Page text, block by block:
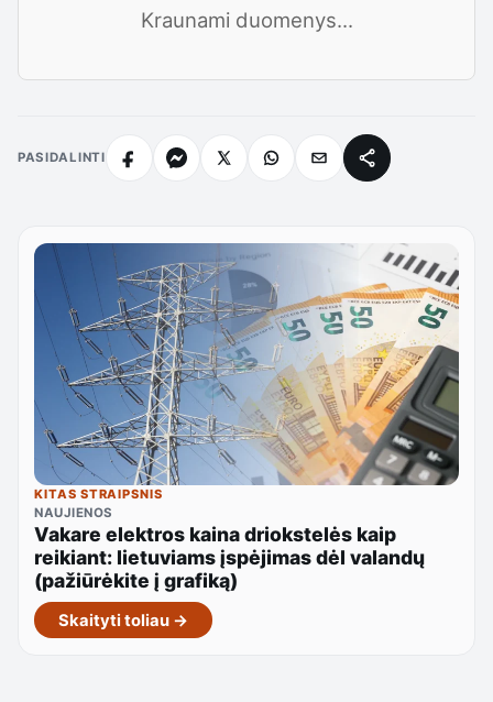
Kraunami duomenys...
PASIDALINTI
KITAS STRAIPSNIS
NAUJIENOS
Vakare elektros kaina driokstelės kaip
reikiant: lietuviams įspėjimas dėl valandų
(pažiūrėkite į grafiką)
Skaityti toliau →